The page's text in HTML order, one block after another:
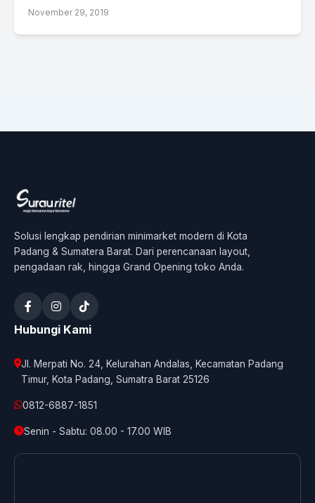
November 29, 2019
Solusi lengkap pendirian minimarket modern di Kota
Padang & Sumatera Barat. Dari perencanaan layout,
pengadaan rak, hingga Grand Opening toko Anda.
Hubungi Kami
Jl. Merpati No. 24, Kelurahan Andalas, Kecamatan Padang
Timur, Kota Padang, Sumatra Barat 25126
0812-6887-1851
Senin - Sabtu: 08.00 - 17.00 WIB